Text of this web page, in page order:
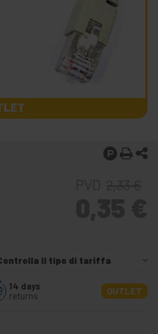
il tipo di tariffa
14 days
returns
OUTLET